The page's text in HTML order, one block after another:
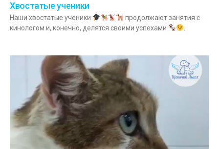
Хвостатые ученики
Наши хвостатые ученики
продолжают занятия с
кинологом и, конечно, делятся своими успехами